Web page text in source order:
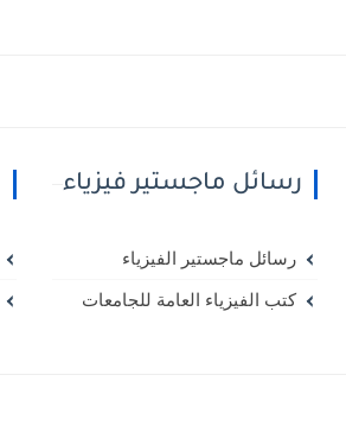
رسائل ماجستير فيزياء
رسائل ماجستير الفيزياء
كتب الفيزياء العامة للجامعات